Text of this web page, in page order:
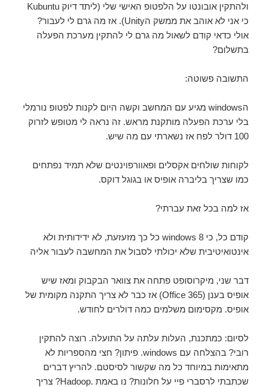
ולהתקין אובונטו על הלפטופ האישי שלי (ליתד דיוק Kubuntu
כי אני לא אוהב את ממשק הUnity). אז מה גרם לי לעבור?
אולי כדאי קודם לשאול מה גרם לי להתקין מערכת הפעלה
בתשלום?
התשובה פשוטה:
הwindows מגיע עם המחשב וקשה היום לקנות לפטופ נורמלי
בלי ערכת הפעלה מותקנת מראש. זה נראה לי מטופש לזרוק
100 דולר לפח אז נשארתי עם מה שיש.
לקוחות שולחים אקסלים ופאוורפוינטים שלא תמיד נפתחים
כמו שצריך בליברה אופיס או בגוגל דוקס.
אז למה בכל זאת עברתי?
קודם כל, כי windows 8 כל כך מזעזעת, לא ידידותית ולא
אינטואיטיבית שלא יכולתי לסבול את המחשבה לעבור אליה
דבר שני, מיקרוסופט פתחה את צוואר הבקבוק ומאז שיש
אופיס בענן (Office 365) אז כבר לא צריך התקנה מקומית של
אופיס. מקסימום משלמים כמה דולרים לחודש.
לסיום: כמתכנת, העלות עלתה על התועלה. רוצה להתקין
רובי? בהצלחה עם windows. פיתון? חצי מהספריות לא
מתאימות במיוחד כל מה שקשור לסיסטם. להריץ דברים
שכתבתי לרסברי פיי על חלונות? נו באמת .Hadoop? צריך